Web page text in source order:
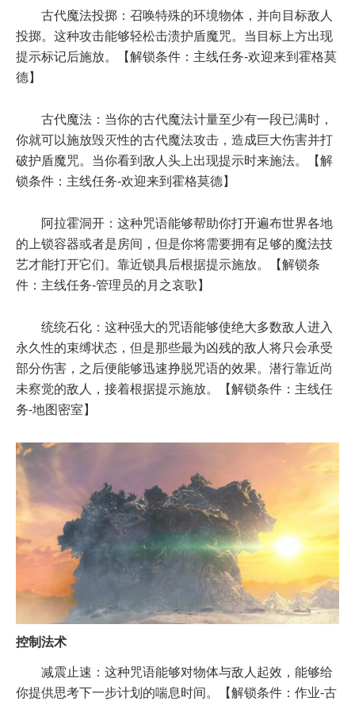
古代魔法投掷：召唤特殊的环境物体，并向目标敌人
投掷。这种攻击能够轻松击溃护盾魔咒。当目标上方出现
提示标记后施放。【解锁条件：主线任务-欢迎来到霍格莫
德】
古代魔法：当你的古代魔法计量至少有一段已满时，
你就可以施放毁灭性的古代魔法攻击，造成巨大伤害并打
破护盾魔咒。当你看到敌人头上出现提示时来施法。【解
锁条件：主线任务-欢迎来到霍格莫德】
阿拉霍洞开：这种咒语能够帮助你打开遍布世界各地
的上锁容器或者是房间，但是你将需要拥有足够的魔法技
艺才能打开它们。靠近锁具后根据提示施放。【解锁条
件：主线任务-管理员的月之哀歌】
统统石化：这种强大的咒语能够使绝大多数敌人进入
永久性的束缚状态，但是那些最为凶残的敌人将只会承受
部分伤害，之后便能够迅速挣脱咒语的效果。潜行靠近尚
未察觉的敌人，接着根据提示施放。【解锁条件：主线任
务-地图密室】
控制法术
减震止速：这种咒语能够对物体与敌人起效，能够给
你提供思考下一步计划的喘息时间。【解锁条件：作业-古